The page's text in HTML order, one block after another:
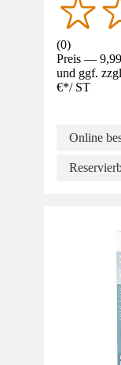
(0)
Preis —
und ggf.
€*/ ST
Online